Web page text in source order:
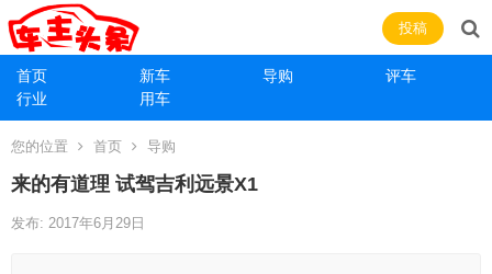
首页 新车 导购
评车
行业
用车
投稿
您的位置 首页 导购
来的有道理 试驾吉利远景X1
发布: 2017年6月29日